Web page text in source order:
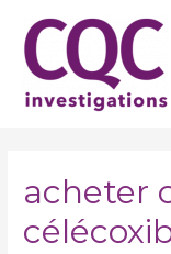
content
acheter